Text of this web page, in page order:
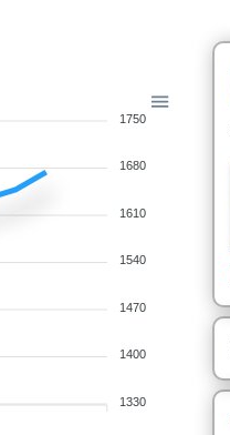
1750
1680
1610
1540
1470
1400
1330